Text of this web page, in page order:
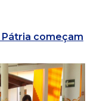
começam